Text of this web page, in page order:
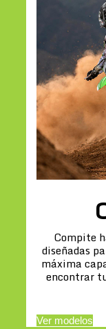
Compite
diseñadas
máxima
encontrar
Ver modelos